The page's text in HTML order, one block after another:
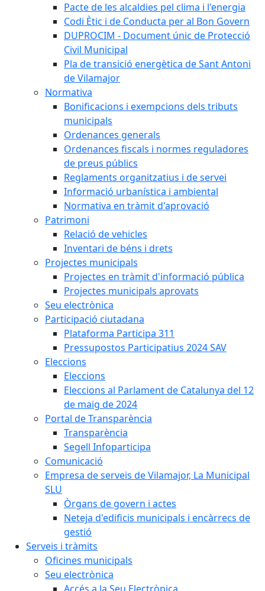
Pacte de les alcaldies pel clima i l'energia
Codi Ètic i de Conducta per al Bon Govern
DUPROCIM - Document únic de Protecció
Civil Municipal
Pla de transició energètica de Sant Antoni
de Vilamajor
Normativa
Bonificacions i exempcions dels tributs
municipals
Ordenances generals
Ordenances fiscals i normes reguladores
de preus públics
Reglaments organitzatius i de servei
Informació urbanística i ambiental
Normativa en tràmit d'aprovació
Patrimoni
Relació de vehicles
Inventari de béns i drets
Projectes municipals
Projectes en tràmit d'informació pública
Projectes municipals aprovats
Seu electrònica
Participació ciutadana
Plataforma Participa 311
Pressupostos Participatius 2024 SAV
Eleccions
Eleccions
Eleccions al Parlament de Catalunya del 12
de maig de 2024
Portal de Transparència
Transparència
Segell Infoparticipa
Comunicació
Empresa de serveis de Vilamajor, La Municipal
SLU
Òrgans de govern i actes
Neteja d'edificis municipals i encàrrecs de
gestió
Serveis i tràmits
Oficines municipals
Seu electrònica